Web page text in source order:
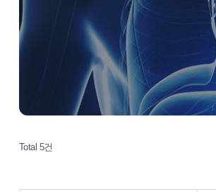
Total 5건